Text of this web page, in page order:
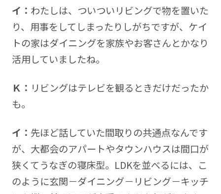
イ： わたしは、ついついリビングで物を置いた
り、用事をしてしまったりしがちですが、ケイ
トの家はダイニングを家族やお客さんとかなり
活用していましたね。
Ｋ： リビングはテレビを観るときだけだったか
も。
イ： 先ほど話していた間取りの共通点なんです
が、大都会のアパートやタウンハウスは間口が
狭くてうなぎの寝床型。LDKを並べるには、こ
のように玄関－ダイニング－リビング－キッチ